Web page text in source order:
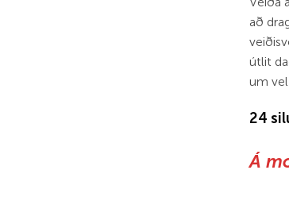
að
útlit
um
24
Á